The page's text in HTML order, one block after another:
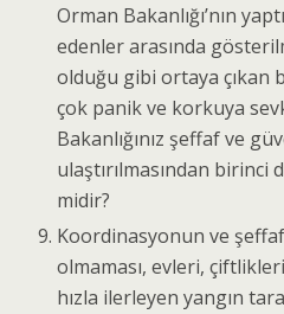
Orman Bakanlığı’nın
edenler arasında
olduğu gibi ortaya çıkan
çok panik ve korkuya
Bakanlığınız şeffaf ve
ulaştırılmasından birinci
midir?
Koordinasyonun ve
olmaması, evleri,
hızla ilerleyen yangın